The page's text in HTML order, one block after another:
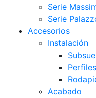
Serie
Serie
Accesorios
Instalación
Perfiles
Acabado